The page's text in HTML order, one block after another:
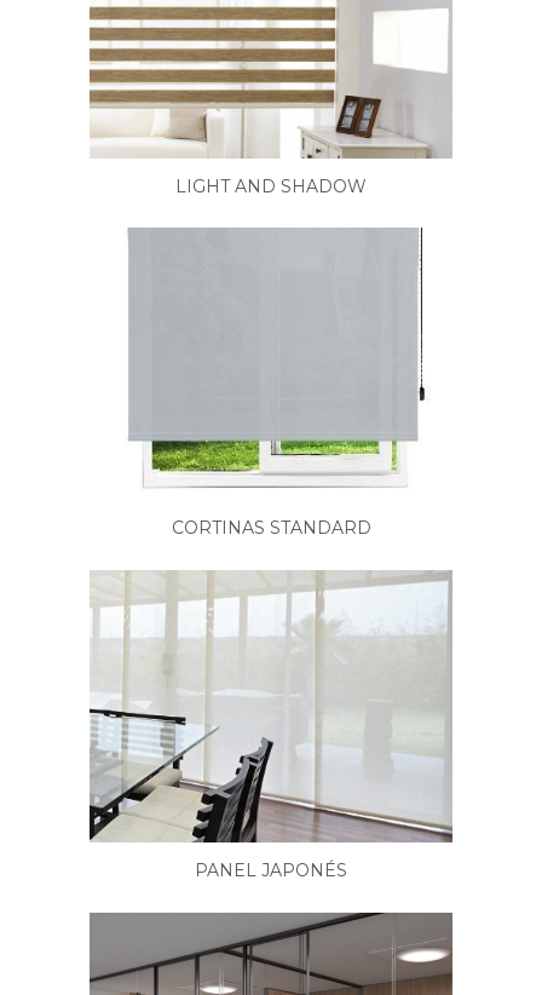
LIGHT AND SHADOW
CORTINAS STANDARD
PANEL JAPONÉS